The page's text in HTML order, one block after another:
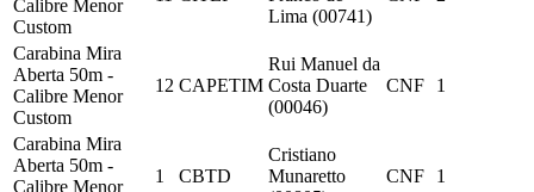
Calibre Menor
Custom
Lima (00741)
Carabina Mira
Aberta 50m -
Calibre Menor
Custom
12 CAPETIM
Rui Manuel da
Costa Duarte
(00046)
CNF 1
Carabina Mira
Aberta 50m -
Calibre Menor
1 CBTD
Cristiano
Munaretto
CNF 1